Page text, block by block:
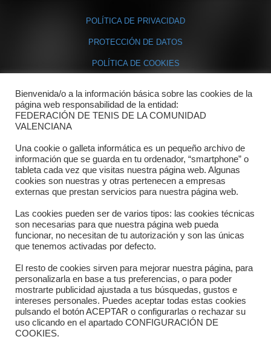
POLÍTICA DE PRIVACIDAD
PROTECCIÓN DE DATOS
POLÍTICA DE COOKIES
Contacto
Dónde estamos
Directorio departamentos
Horario
Formulario de contacto
Copyright © 2025 FTCV
Bienvenida/o a la información básica sobre las cookies de la
página web responsabilidad de la entidad:
FEDERACIÓN DE TENIS DE LA COMUNIDAD
VALENCIANA
Una cookie o galleta informática es un pequeño archivo de
información que se guarda en tu ordenador, “smartphone” o
tableta cada vez que visitas nuestra página web. Algunas
cookies son nuestras y otras pertenecen a empresas
externas que prestan servicios para nuestra página web.
Las cookies pueden ser de varios tipos: las cookies técnicas
son necesarias para que nuestra página web pueda
funcionar, no necesitan de tu autorización y son las únicas
que tenemos activadas por defecto.
El resto de cookies sirven para mejorar nuestra página, para
personalizarla en base a tus preferencias, o para poder
mostrarte publicidad ajustada a tus búsquedas, gustos e
intereses personales. Puedes aceptar todas estas cookies
pulsando el botón ACEPTAR o configurarlas o rechazar su
uso clicando en el apartado CONFIGURACIÓN DE
COOKIES.